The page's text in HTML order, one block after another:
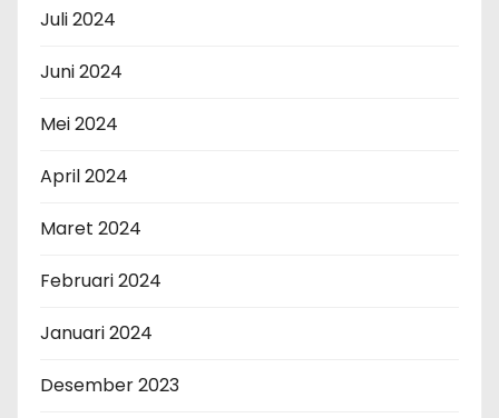
Juli 2024
Juni 2024
Mei 2024
April 2024
Maret 2024
Februari 2024
Januari 2024
Desember 2023